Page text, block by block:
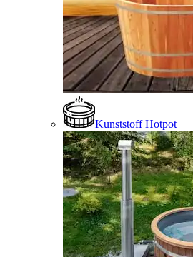
Kunststoff Hotpot